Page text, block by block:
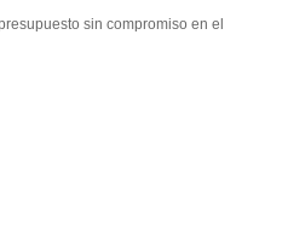
sin compromiso en el